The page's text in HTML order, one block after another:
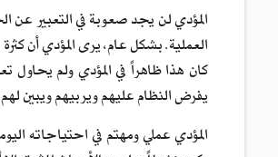
المؤدي لن يجد صعوبة في التعبير عن
العملية. بشكل عام، يرى المؤدي أن
كان هذا ظاهراً في المؤدي ولم يحاول
يفرض النظام عليهم ويربيهم ويبين
المؤدي عملي ومهتم في احتياجاته